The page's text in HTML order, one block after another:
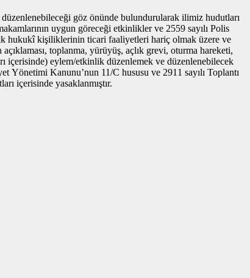
göz önünde bulundurularak ilimiz hudutları
uygun göreceği etkinlikler ve 2559 sayılı Polis
hukukî kişiliklerinin ticari faaliyetleri hariç olmak üzere ve
toplanma, yürüyüş, açlık grevi, oturma hareketi,
içerisinde) eylem/etkinlik düzenlemek ve düzenlenebilecek
Yönetimi Kanunu’nun 11/C hususu ve 2911 sayılı Toplantı
içerisinde yasaklanmıştır.